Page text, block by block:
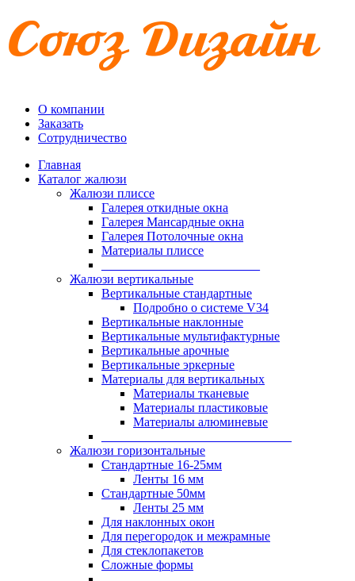
О компании
Заказать
Сотрудничество
Главная
Каталог жалюзи
Жалюзи плиссе
Галерея откидные окна
Галерея Мансардные окна
Галерея Потолочные окна
Материалы плиссе
Жалюзи вертикальные
Вертикальные стандартные
Подробно о системе V34
Вертикальные наклонные
Вертикальные мультифактурные
Вертикальные арочные
Вертикальные эркерные
Материалы для вертикальных
Материалы тканевые
Материалы пластиковые
Материалы алюминевые
Жалюзи горизонтальные
Стандартные 16-25мм
Ленты 16 мм
Стандартные 50мм
Ленты 25 мм
Для наклонных окон
Для перегородок и межрамные
Для стеклопакетов
Сложные формы